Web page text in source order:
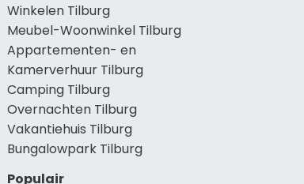
Winkelen Tilburg
Meubel-Woonwinkel Tilburg
Appartementen- en
Kamerverhuur Tilburg
Camping Tilburg
Overnachten Tilburg
Vakantiehuis Tilburg
Bungalowpark Tilburg
Populair